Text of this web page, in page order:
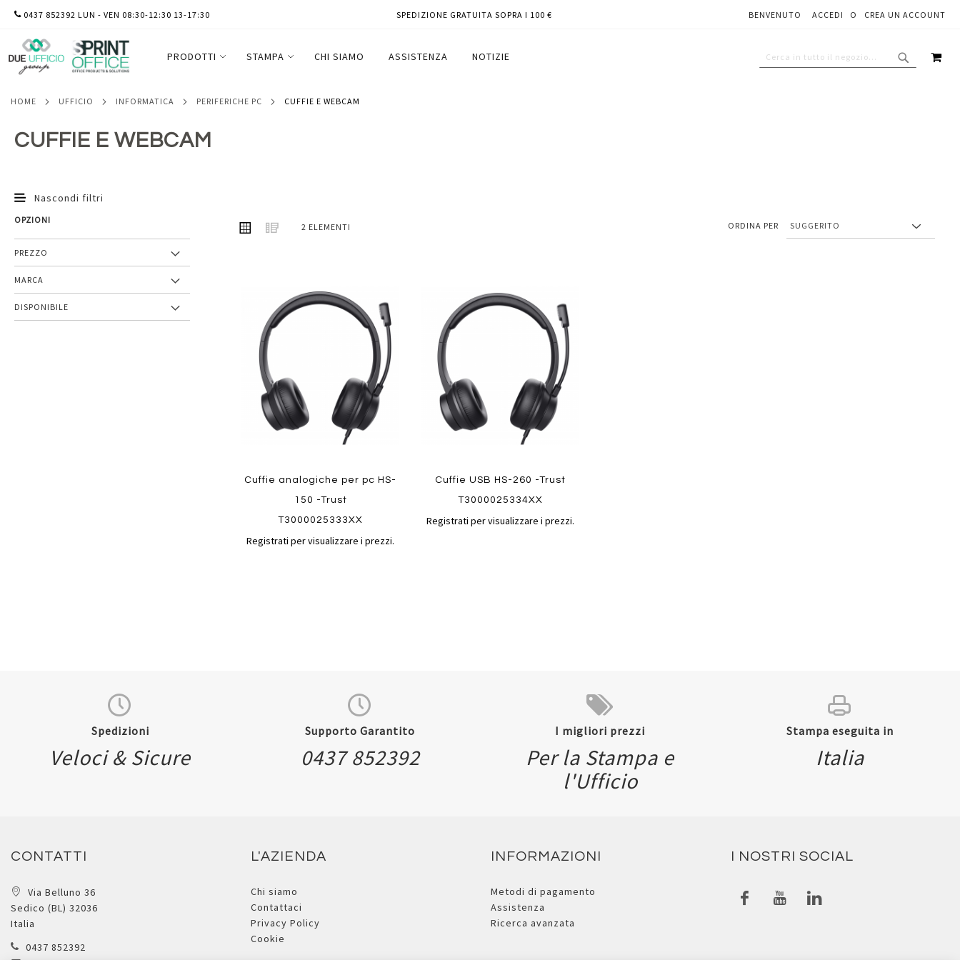
SALTA
CONTENUTO
BENVENUTO ACCEDI CREA UN ACCOUNT
0437 852392 LUN - VEN 08:30-12:30 13-17:30 SPEDIZIONE GRATUITA SOPRA I 100 €
PRODOTTI STAMPA CHI SIAMO ASSISTENZA NOTIZIE
HOME UFFICIO INFORMATICA PERIFERICHE PC CUFFIE E WEBCAM
CUFFIE E WEBCAM
Nascondi filtri
MOSTRA
COME
GrigliaLista
2 ELEMENTI ORDINA PER
Aggiungi
preferiti
al
confronto
Cuffie analogiche per pc HS-
150 -Trust
T3000025333XX
Registrati per visualizzare i prezzi.
Aggiungi
preferiti
al
confronto
Cuffie USB HS-260 -Trust
T3000025334XX
Registrati per visualizzare i prezzi.
OPZIONI
PREZZO
MARCA
DISPONIBILE
Spedizioni
Veloci & Sicure
Supporto Garantito
0437 852392
I migliori prezzi
Per la Stampa e
l'Ufficio
Stampa eseguita in
Italia
CONTATTI
Via Belluno 36
Sedico (BL) 32036
Italia
0437 852392
L'AZIENDA
Chi siamo
Contattaci
Privacy Policy
Cookie
INFORMAZIONI
Metodi di pagamento
Assistenza
Ricerca avanzata
I NOSTRI SOCIAL